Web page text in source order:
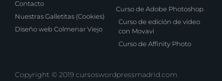
Contacto
Nuestras Galletitas (Cookies)
Diseño web Colmenar Viejo
Curso de Adobe Photoshop
Curso de edición de video
con Movavi
Curso de Affinity Photo
Copyright © 2019 cursoswordpressmadrid.com